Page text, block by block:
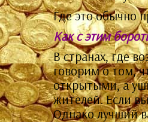
Где это обычно
Как с этим
В странах, где
говорим о том,
открытыми, а
жителей. Если
Однако лучший